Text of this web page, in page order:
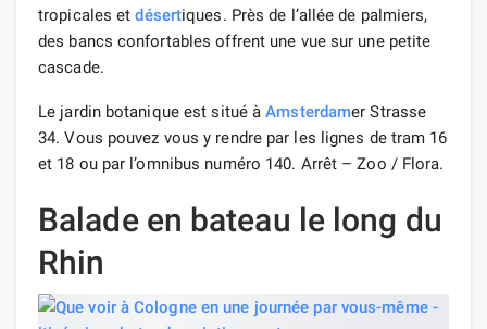
tropicales etdésertiques. Près de l’allée de palmiers,
des bancs confortables offrent une vue sur une petite
cascade.
Le jardin botanique est situé àAmsterdamer Strasse
34. Vous pouvez vous y rendre par les lignes de tram 16
et 18 ou par l’omnibus numéro 140. Arrêt – Zoo / Flora.
Balade en bateau le long du
Rhin